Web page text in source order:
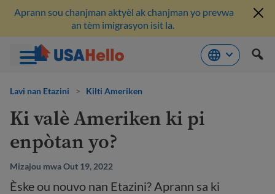
nan
Aprann sou chanjman aktyèl ak chanjman yo prevwa
an tèm imigrasyon isit la.
Lavi nan Etazini > Kilti Ameriken
Ki valè Ameriken ki pi
enpòtan yo?
Mizajou mwa Out 19, 2022
Èske ou nouvo nan Etazini? Aprann sa ki